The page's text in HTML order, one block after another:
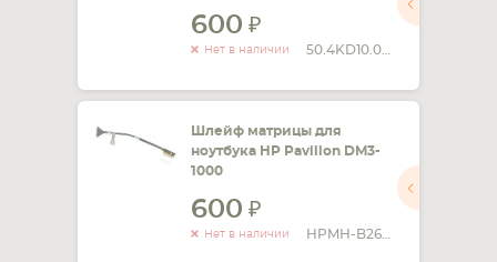
600
Нет в наличии
Шлейф матрицы для
ноутбука HP Pavilion DM3-
1000
600
Нет в наличии